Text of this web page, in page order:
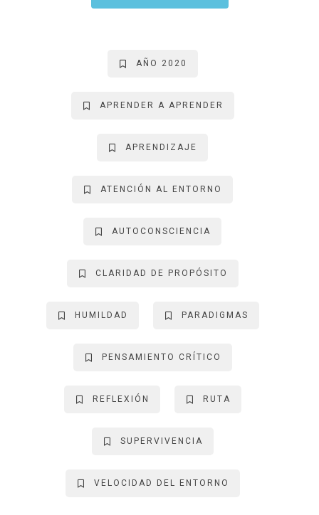
AÑO 2020
APRENDER A APRENDER
APRENDIZAJE
ATENCIÓN AL ENTORNO
AUTOCONSCIENCIA
CLARIDAD DE PROPÓSITO
HUMILDAD PARADIGMAS
PENSAMIENTO CRÍTICO
REFLEXIÓN RUTA
SUPERVIVENCIA
VELOCIDAD DEL ENTORNO